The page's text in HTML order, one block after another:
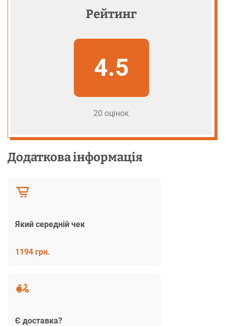
Рейтинг
4.5
20 оцінок
Додаткова інформація
Який середній чек
1194 грн.
Є доставка?